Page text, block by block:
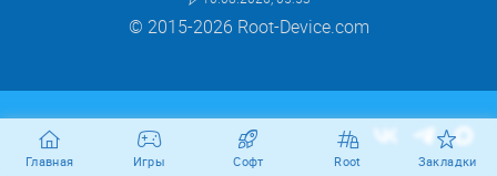
© 2015-2026 Root-Device.com
Главная Игры Софт Root Закладки